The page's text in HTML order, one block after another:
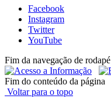
Facebook
Instagram
Twitter
YouTube
Fim da navegação de rodapé
Fim do conteúdo da página
Voltar para o topo